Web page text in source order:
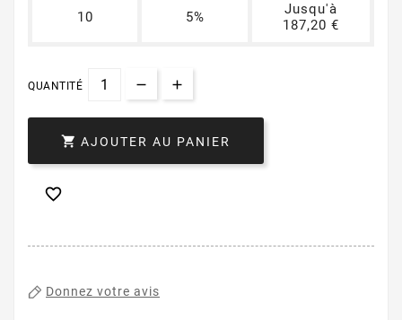
10 5%
Jusqu'à
187,20 €
QUANTITÉ
 AJOUTER AU PANIER

Donnez votre avis